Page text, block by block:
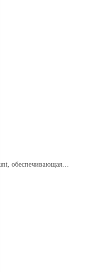
обеспечивающая…